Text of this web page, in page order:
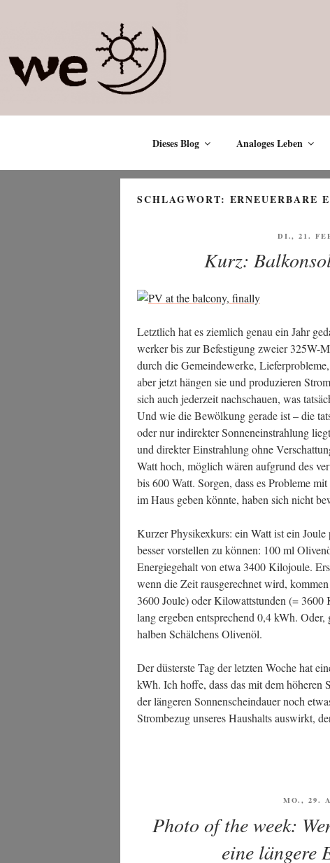
Dieses Blog Analoges Leben
SCHLAGWORT: ERNEUERBARE
DI., 21.
Kurz:
Letzt­lich hat es ziem­lich genau ein Jahr
wer­ker bis zur Befes­ti­gung zwei­er 325W-
durch die Gemein­de­wer­ke,
aber jetzt hän­gen sie und pro­du­zie­ren
sich auch jeder­zeit nach­schau­en, was
Und wie die Bewöl­kung gera­de ist – die
oder nur indi­rek­ter Son­nen­ein­strah­lung
und direk­ter Ein­strah­lung ohne
Watt hoch, mög­lich wären auf­grund des
bis 600 Watt. Sor­gen, dass es Pro­ble­me
im Haus geben könn­te, haben sich nicht
Kur­zer Phy­sik­ex­kurs: ein Watt ist ein
bes­ser vor­stel­len zu kön­nen: 100 ml
Ener­gie­ge­halt von etwa 3400 Kilo­joule.
wenn die Zeit raus­ge­rech­net wird,
3600 Joule) oder Kilo­watt­stun­den (=
lang erge­ben ent­spre­chend 0,4 kWh.
hal­ben Schäl­chens Olivenöl.
Der düs­ters­te Tag der letz­ten Woche hat
kWh. Ich hof­fe, dass das mit dem höhe­ren
der län­ge­ren Son­nen­schein­dau­er noch
Strom­be­zug unse­res Haus­halts aus­wirkt,
MO., 29.
Photo of the week:
eine längere